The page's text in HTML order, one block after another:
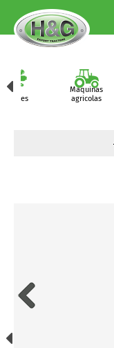
Partes
Maquinas
agricolas